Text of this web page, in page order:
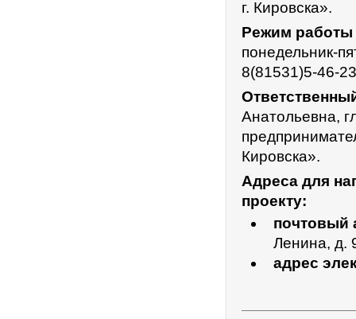
г. Кировска».
Режим работы
понедельник-
8(81531)5-46-
Анатольевна,
Кировска».
Адреса для
проекту:
почтовый
Ленина, д.
адрес